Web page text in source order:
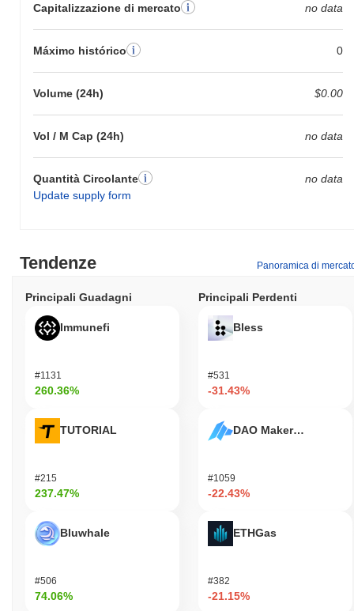
Capitalizzazione di mercato no data
Máximo histórico 0
Volume (24h) $0.00
Vol / M Cap (24h) no data
Quantità Circolante
Update supply form
no data
Tendenze Panoramica di
Principali Guadagni
Immunefi
#1131
260.36%
TUTORIAL
#215
237.47%
Bluwhale
#506
74.06%
Principali Perdenti
Bless
#531
-31.43%
DAO Maker Token
#1059
-22.43%
ETHGas
#382
-21.15%